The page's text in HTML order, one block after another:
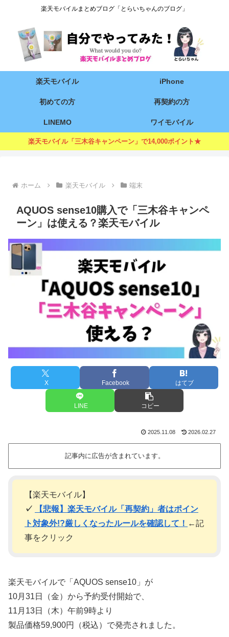
楽天モバイルまとめブログ「とらいちゃんのブログ」
楽天モバイル iPhone
初めての方 再契約の方
LINEMO ワイモバイル
楽天モバイル「三木谷キャンペーン」で14,000ポイント★
ホーム 楽天モバイル 端末
AQUOS sense10購入で「三木谷キャンペ
ーン」は使える？楽天モバイル
X Facebook はてブ
LINE コピー
2025.11.08 2026.02.27
記事内に広告が含まれています。
【楽天モバイル】
✓
【悲報】楽天モバイル「再契約」者はポイン
ト対象外!?厳しくなったルールを確認して！ ←記
事をクリック
楽天モバイルで「AQUOS sense10」が
10月31日（金）から予約受付開始で、
11月13日（木）午前9時より
製品価格59,900円（税込）で発売されました。